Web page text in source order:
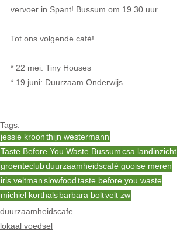
vervoer in Spant! Bussum om 19.30 uur.
Tot ons volgende café!
* 22 mei: Tiny Houses
* 19 juni: Duurzaam Onderwijs
Tags:
jessie kroonthijn westermann
Taste Before You Waste Bussumcsa landinzicht
groenteclubduurzaamheidscafé gooise meren
iris veltmanslowfoodtaste before you waste
michiel korthalsbarbara boltvelt zw
duurzaamheidscafe
lokaal voedsel